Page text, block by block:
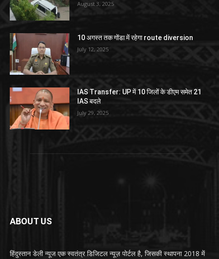
August 3, 2025
10 अगस्त तक गोंडा में रहेगा route diversion
July 12, 2025
IAS Transfer: UP में 10 जिलों के डीएम समेत 21
IAS बदले
July 29, 2025
ABOUT US
हिंदुस्तान डेली न्यूज एक स्वतंत्र डिजिटल न्यूज़ पोर्टल है, जिसकी स्थापना 2018 में